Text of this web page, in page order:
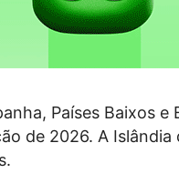
Países Baixos
de 2026. A